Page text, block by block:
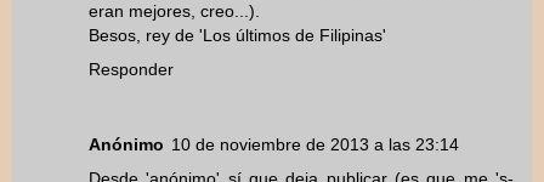
eran mejores, creo...).
Besos, rey de 'Los últimos de Filipinas'
Responder
Anónimo 10 de noviembre de 2013 a las 23:14